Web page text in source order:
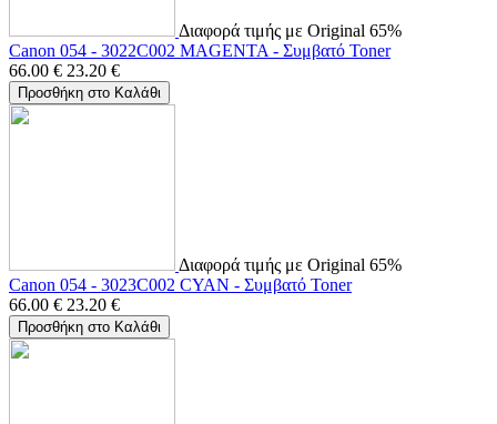
Διαφορά τιμής με Original 65%
Canon 054 - 3022C002 MAGENTA - Συμβατό Toner
66.00 € 23.20 €
Προσθήκη στο Καλάθι
Διαφορά τιμής με Original 65%
Canon 054 - 3023C002 CYAN - Συμβατό Toner
66.00 € 23.20 €
Προσθήκη στο Καλάθι